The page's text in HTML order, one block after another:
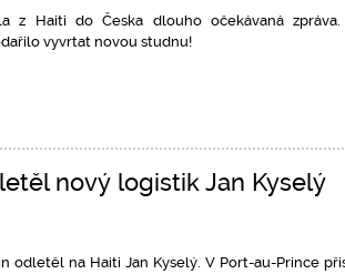
z Haiti do Česka dlouho očekávaná zpráva.
vyvrtat novou studnu!
nový logistik Jan Kyselý
odletěl na Haiti Jan Kyselý. V Port-au-Prince